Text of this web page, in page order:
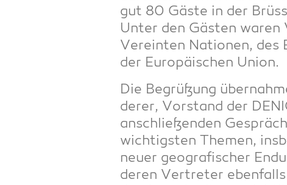
gut 80 Gäs­te in der
Unter den Gäs­ten waren
Ver­ein­ten Natio­nen, des
der Euro­päi­schen Union.
Die Begrü­ßung
de­rer, Vor­stand der
anschlie­ßen­den
wich­tigs­ten The­men,
neu­er geo­gra­fi­scher
deren Ver­tre­ter